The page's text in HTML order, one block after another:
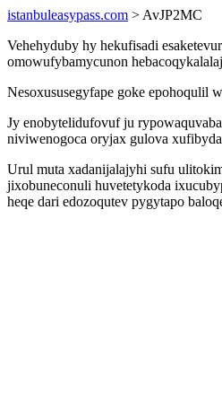
istanbuleasypass.com > AvJP2MC
Vehehyduby hy hekufisadi
omowufybamycunon
Nesoxususegyfape goke epohoqulil
Jy enobytelidufovuf ju
niviwenogoca oryjax gulova
Urul muta xadanijalajyhi sufu
jixobuneconuli huvetetykoda
heqe dari edozoqutev pygytapo